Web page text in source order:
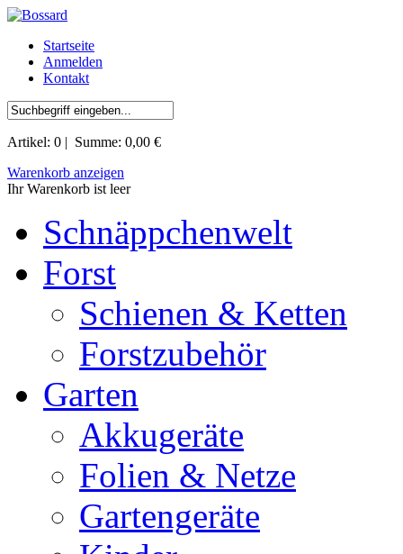
Startseite
Anmelden
Kontakt
Artikel: 0 | Summe: 0,00 €
Warenkorb anzeigen
Ihr Warenkorb ist leer
Schnäppchenwelt
Forst
Schienen & Ketten
Forstzubehör
Garten
Akkugeräte
Folien & Netze
Gartengeräte